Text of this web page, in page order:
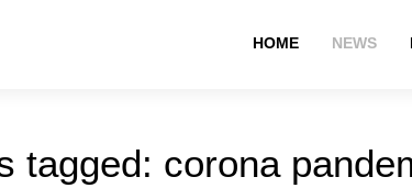
HOME NEWS
tagged: corona